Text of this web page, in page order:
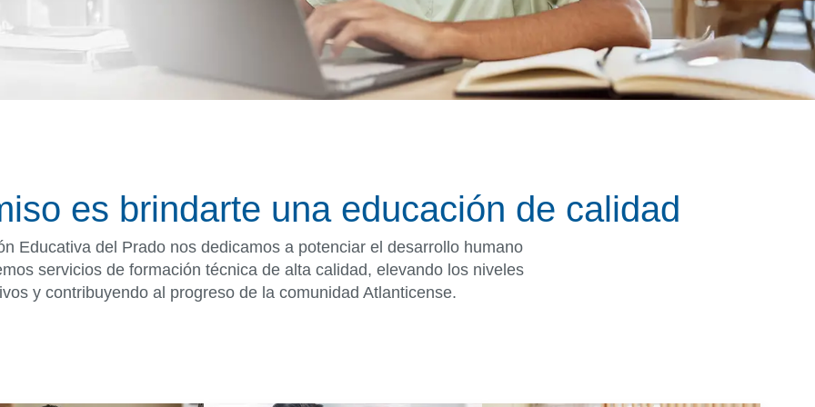
es brindarte una educación de calidad
Educativa del Prado nos dedicamos a potenciar el desarrollo humano
servicios de formación técnica de alta calidad, elevando los niveles
y contribuyendo al progreso de la comunidad Atlanticense.